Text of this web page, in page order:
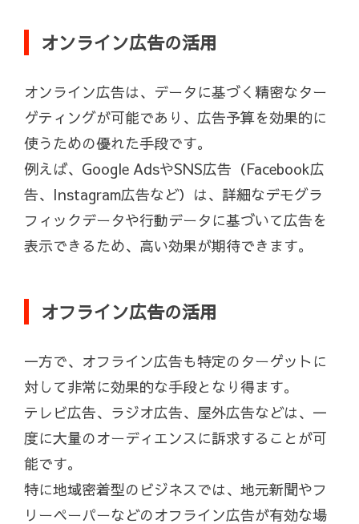
オンライン広告の活用
オンライン広告は、データに基づく精密なター
ゲティングが可能であり、広告予算を効果的に
使うための優れた手段です。
例えば、Google AdsやSNS広告（Facebook広
告、Instagram広告など）は、詳細なデモグラ
フィックデータや行動データに基づいて広告を
表示できるため、高い効果が期待できます。
オフライン広告の活用
一方で、オフライン広告も特定のターゲットに
対して非常に効果的な手段となり得ます。
テレビ広告、ラジオ広告、屋外広告などは、一
度に大量のオーディエンスに訴求することが可
能です。
特に地域密着型のビジネスでは、地元新聞やフ
リーペーパーなどのオフライン広告が有効な場